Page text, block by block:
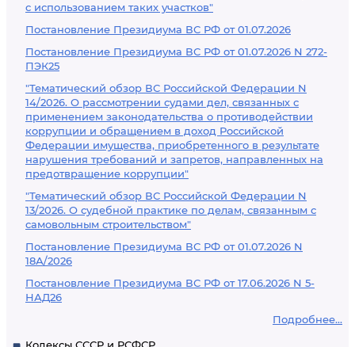
с использованием таких участков"
Постановление Президиума ВС РФ от 01.07.2026
Постановление Президиума ВС РФ от 01.07.2026 N 272-
ПЭК25
"Тематический обзор ВС Российской Федерации N
14/2026. О рассмотрении судами дел, связанных с
применением законодательства о противодействии
коррупции и обращением в доход Российской
Федерации имущества, приобретенного в результате
нарушения требований и запретов, направленных на
предотвращение коррупции"
"Тематический обзор ВС Российской Федерации N
13/2026. О судебной практике по делам, связанным с
самовольным строительством"
Постановление Президиума ВС РФ от 01.07.2026 N
18А/2026
Постановление Президиума ВС РФ от 17.06.2026 N 5-
НАД26
Подробнее...